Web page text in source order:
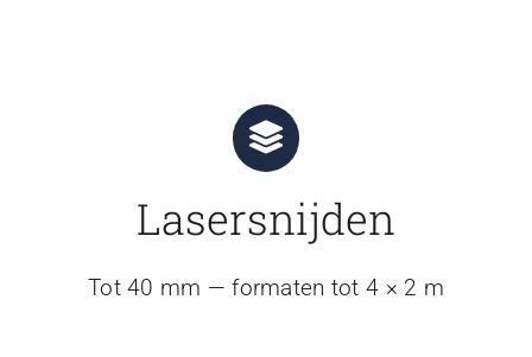
Lasersnijden
Tot 40 mm — formaten tot 4 × 2 m